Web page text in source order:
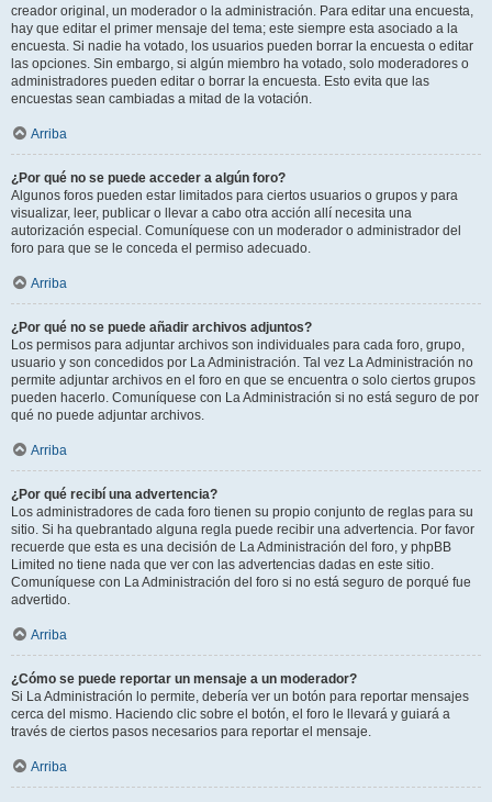
creador original, un moderador o la administración. Para editar una encuesta,
hay que editar el primer mensaje del tema; este siempre esta asociado a la
encuesta. Si nadie ha votado, los usuarios pueden borrar la encuesta o editar
las opciones. Sin embargo, si algún miembro ha votado, solo moderadores o
administradores pueden editar o borrar la encuesta. Esto evita que las
encuestas sean cambiadas a mitad de la votación.
Arriba
¿Por qué no se puede acceder a algún foro?
Algunos foros pueden estar limitados para ciertos usuarios o grupos y para
visualizar, leer, publicar o llevar a cabo otra acción allí necesita una
autorización especial. Comuníquese con un moderador o administrador del
foro para que se le conceda el permiso adecuado.
Arriba
¿Por qué no se puede añadir archivos adjuntos?
Los permisos para adjuntar archivos son individuales para cada foro, grupo,
usuario y son concedidos por La Administración. Tal vez La Administración no
permite adjuntar archivos en el foro en que se encuentra o solo ciertos grupos
pueden hacerlo. Comuníquese con La Administración si no está seguro de por
qué no puede adjuntar archivos.
Arriba
¿Por qué recibí una advertencia?
Los administradores de cada foro tienen su propio conjunto de reglas para su
sitio. Si ha quebrantado alguna regla puede recibir una advertencia. Por favor
recuerde que esta es una decisión de La Administración del foro, y phpBB
Limited no tiene nada que ver con las advertencias dadas en este sitio.
Comuníquese con La Administración del foro si no está seguro de porqué fue
advertido.
Arriba
¿Cómo se puede reportar un mensaje a un moderador?
Si La Administración lo permite, debería ver un botón para reportar mensajes
cerca del mismo. Haciendo clic sobre el botón, el foro le llevará y guiará a
través de ciertos pasos necesarios para reportar el mensaje.
Arriba